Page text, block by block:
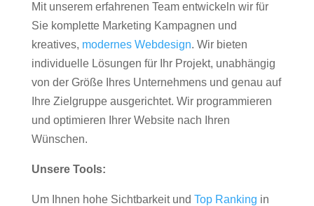
Mit unserem erfahrenen Team entwickeln wir für
Sie komplette Marketing Kampagnen und
kreatives, modernes Webdesign. Wir bieten
individuelle Lösungen für Ihr Projekt, unabhängig
von der Größe Ihres Unternehmens und genau auf
Ihre Zielgruppe ausgerichtet. Wir programmieren
und optimieren Ihrer Website nach Ihren
Wünschen.
Unsere Tools:
Um Ihnen hohe Sichtbarkeit und Top Ranking in